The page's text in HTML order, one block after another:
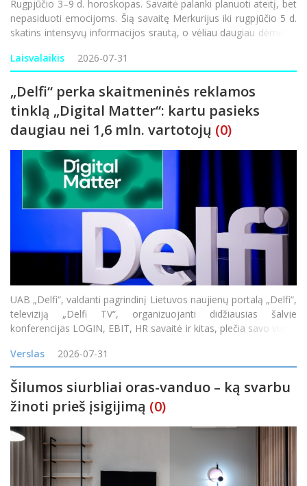
Rugpjūčio 3–9 d. horoskopas. Savaitė palanki planuoti ateitį, bet
nepasiduoti emocijoms. Šią savaitę Merkurijus iki rugpjūčio 5 d.
skatins intensyvų informacijos srautą, o vėliau daugiau dėmesio
gyventojų lūkesčiams. Silp
Laisvalaikis 2026-07-31
„Delfi“ perka skaitmeninės reklamos
tinklą „Digital Matter“: kartu pasieks
daugiau nei 1,6 mln. vartotojų (0)
UAB „Delfi“, valdanti pagrindinį Lietuvos naujienų portalą „Delfi“,
televiziją „Delfi TV“, organizuojanti didžiausias šalyje
konferencijas LOGIN, EBIT, HR savaitė ir kitas, plečia savo veiklą
Verslas
2026-07-31
Šilumos siurbliai oras-vanduo – ką svarbu
žinoti prieš įsigijimą (0)